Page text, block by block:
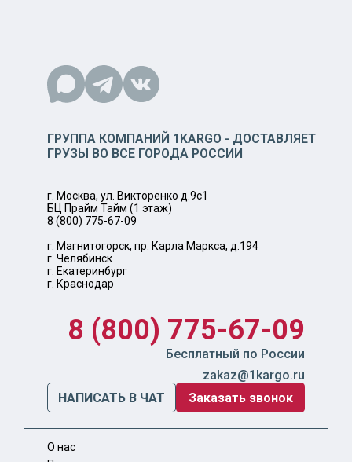
ГРУППА КОМПАНИЙ 1KARGO - ДОСТАВЛЯЕТ
ГРУЗЫ ВО ВСЕ ГОРОДА РОССИИ
г. Москва, ул. Викторенко д.9с1
БЦ Прайм Тайм (1 этаж)
8 (800) 775-67-09
г. Магнитогорск, пр. Карла Маркса, д.194
г. Челябинск
г. Екатеринбург
г. Краснодар
8 (800) 775-67-09
Бесплатный по России
zakaz@1kargo.ru
НАПИСАТЬ В ЧАТ
Заказать звонок
О нас